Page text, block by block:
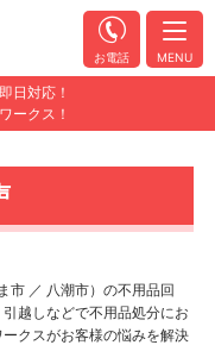
日対応！
ークス！
お電話 MENU
市 ／ 八潮市）の不用品回
越しなどで不用品処分にお
クスがお客様の悩みを解決